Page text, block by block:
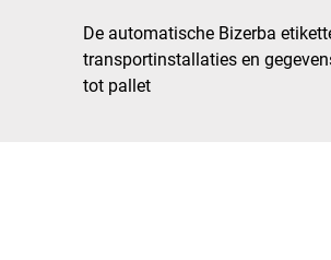
Wereldwijde website
De automatische Bizerba
transportinstallaties en
tot pallet